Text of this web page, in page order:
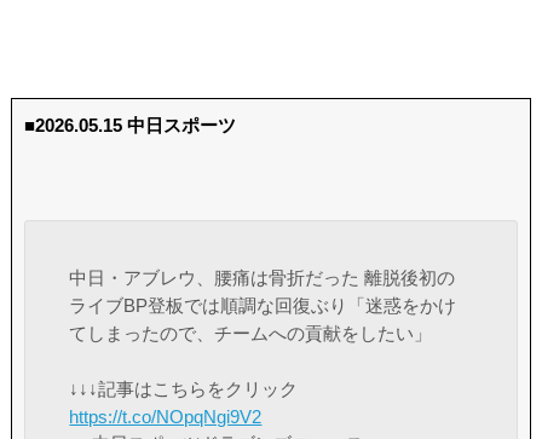
■2026.05.15 中日スポーツ
中日・アブレウ、腰痛は骨折だった 離脱後初の
ライブBP登板では順調な回復ぶり「迷惑をかけ
てしまったので、チームへの貢献をしたい」
↓↓↓記事はこちらをクリック
https://t.co/NOpqNgi9V2